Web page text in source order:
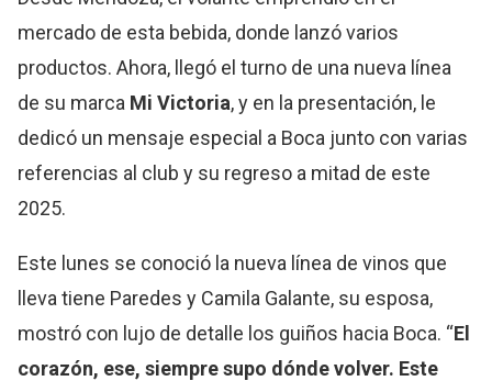
mercado de esta bebida, donde lanzó varios
productos. Ahora, llegó el turno de una nueva línea
de su marca Mi Victoria, y en la presentación, le
dedicó un mensaje especial a Boca junto con varias
referencias al club y su regreso a mitad de este
2025.
Este lunes se conoció la nueva línea de vinos que
lleva tiene Paredes y Camila Galante, su esposa,
mostró con lujo de detalle los guiños hacia Boca. “El
corazón, ese, siempre supo dónde volver. Este